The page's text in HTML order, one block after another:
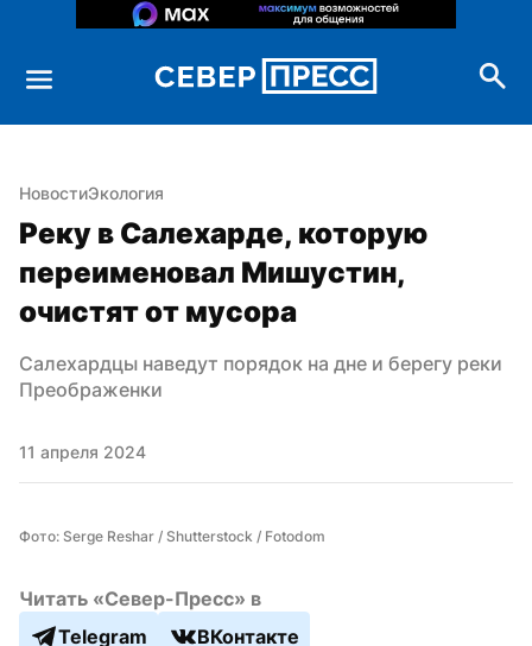
НовостиЭкология
Реку в Салехарде, которую
переименовал Мишустин,
очистят от мусора
Салехардцы наведут порядок на дне и берегу реки
Преображенки
11 апреля 2024
Фото: Serge Reshar / Shutterstock / Fotodom
Читать «Север-Пресс» в
Telegram
ВКонтакте